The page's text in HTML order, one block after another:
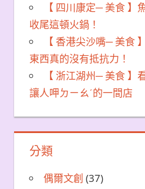
【 四川康定─ 美食 】
收尾這頓火鍋！
【 香港尖沙嘴─ 美食
東西真的沒有抵抗力！
【 浙江湖州─ 美食 】
讓人呷ㄉㄧㄠˊ的一間店
分類
偶爾文創 (37)